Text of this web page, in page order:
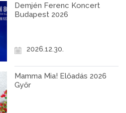
Demjén Ferenc Koncert
Budapest 2026
2026.12.30.
Mamma Mia! Előadás 2026
Győr